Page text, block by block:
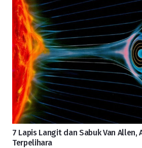
7 Lapis Langit dan Sabuk Van Allen,
Terpelihara